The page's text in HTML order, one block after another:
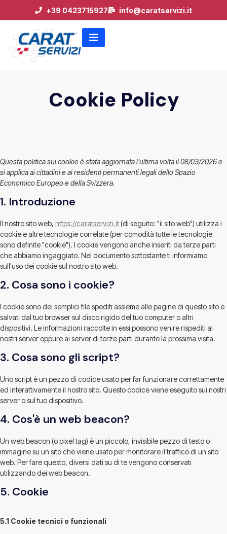
+39 0423715927 info@caratservizi.it
Cookie Policy
Questa politica sui cookie è stata aggiornata l'ultima volta il 08/03/2026 e
si applica ai cittadini e ai residenti permanenti legali dello Spazio
Economico Europeo e della Svizzera.
1. Introduzione
Il nostro sito web, https://caratservizi.it(di seguito: "il sito web") utilizza i
cookie e altre tecnologie correlate (per comodità tutte le tecnologie
sono definite "cookie"). I cookie vengono anche inseriti da terze parti
che abbiamo ingaggiato. Nel documento sottostante ti informiamo
sull'uso dei cookie sul nostro sito web.
2. Cosa sono i cookie?
I cookie sono dei semplici file spediti assieme alle pagine di questo sito e
salvati dal tuo browser sul disco rigido del tuo computer o altri
dispositivi. Le informazioni raccolte in essi possono venire rispediti ai
nostri server oppure ai server di terze parti durante la prossima visita.
3. Cosa sono gli script?
Uno script è un pezzo di codice usato per far funzionare correttamente
ed interattivamente il nostro sito. Questo codice viene eseguito sui nostri
server o sul tuo dispositivo.
4. Cos'è un web beacon?
Un web beacon (o pixel tag) è un piccolo, invisibile pezzo di testo o
immagine su un sito che viene usato per monitorare il traffico di un sito
web. Per fare questo, diversi dati su di te vengono conservati
utilizzando dei web beacon.
5. Cookie
5.1 Cookie tecnici o funzionali